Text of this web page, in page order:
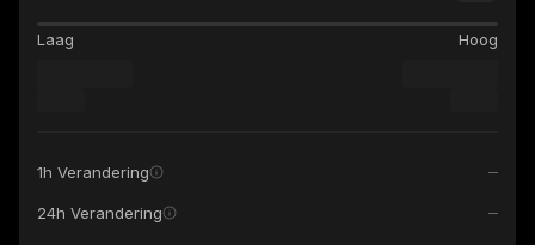
Laag Hoog
1h Verandering
24h Verandering